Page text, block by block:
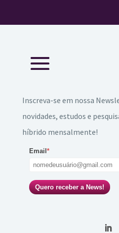
Inscreva-se em nossa
novidades, estudos e
híbrido mensalmente!
Email *
Quero receber a News!